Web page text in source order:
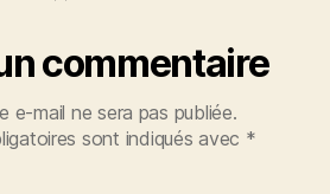
commentaire
e-mail ne sera pas publiée.
sont indiqués avec *